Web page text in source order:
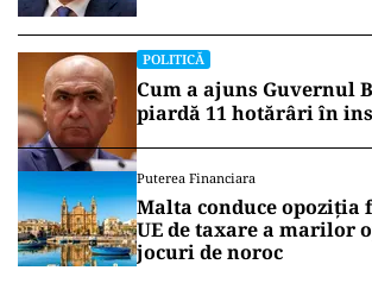
POLITICĂ
Cum a ajuns Guvernul
piardă 11 hotărâri în
Puterea Financiara
Malta conduce opoziția
UE de taxare a marilor
jocuri de noroc